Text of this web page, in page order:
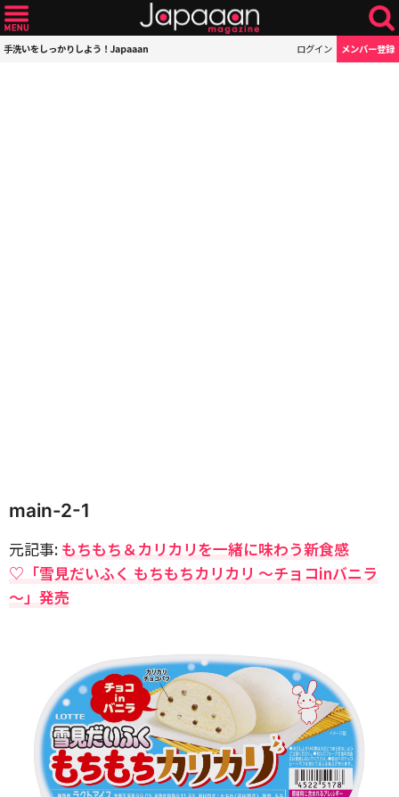
手洗いをしっかりしよう！Japaaan ログイン メンバー登録
main-2-1
元記事: もちもち＆カリカリを一緒に味わう新食感
♡「雪見だいふく もちもちカリカリ ～チョコinバニラ
～」発売